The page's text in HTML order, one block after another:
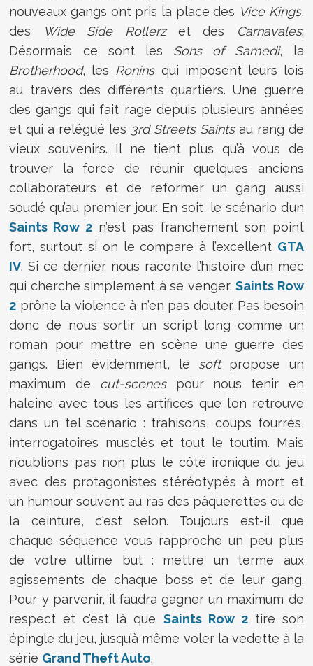
nouveaux gangs ont pris la place des Vice Kings,
des
Wide Side Rollerzet des Carnavales.
Désormais ce sont les Sons of Samedi, la
Brotherhood, les Roninsqui imposent leurs lois
au travers des différents quartiers. Une guerre
des gangs qui fait rage depuis plusieurs années
et qui a relégué les 3rd Streets Saintsau rang de
vieux souvenirs. Il ne tient plus qu’à vous de
trouver la force de réunir quelques anciens
collaborateurs et de reformer un gang aussi
soudé qu’au premier jour. En soit, le scénario d’un
Saints Row 2 n’est pas franchement son point
fort, surtout si on le compare à l’excellent GTA
IV. Si ce dernier nous raconte l’histoire d’un mec
qui cherche simplement à se venger,Saints Row
2 prône la violence à n’en pas douter. Pas besoin
donc de nous sortir un script long comme un
roman pour mettre en scène une guerre des
gangs. Bien évidemment, le softpropose un
maximum de cut-scenespour nous tenir en
haleine avec tous les artifices que l’on retrouve
dans un tel scénario : trahisons, coups fourrés,
interrogatoires musclés et tout le toutim. Mais
n’oublions pas non plus le côté ironique du jeu
avec des protagonistes stéréotypés à mort et
un humour souvent au ras des pâquerettes ou de
la ceinture, c'est selon. Toujours est-il que
chaque séquence vous rapproche un peu plus
de votre ultime but : mettre un terme aux
agissements de chaque boss et de leur gang.
Pour y parvenir, il faudra gagner un maximum de
respect et c’est là que Saints Row 2tire son
épingle du jeu, jusqu’à même voler la vedette à la
série Grand Theft Auto.